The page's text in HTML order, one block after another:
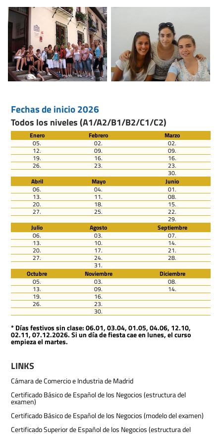
Fechas de inicio 2026
Todos los niveles (A1/A2/B1/B2/C1/C2)
Enero Febrero
Marzo
05.
02. 02.
12. 09. 09.
19. 16. 16.
26. 23. 23.
30.
Abril
Mayo
Junio
06.
04. 01.
13. 11. 08.
20. 18. 15.
27. 25. 22.
29.
Julio
Agosto
Septiembre
06.
03. 07.
13. 10. 14.
20. 17. 21.
27. 24. 28.
31.
Octubre
Noviembre
Diciembre
05.
03. 08.
13. 09. 14.
19. 16.
26. 23.
30.
* Días festivos sin clase: 06.01, 03.04, 01.05, 04.06, 12.10,
02.11, 07.12.2026. Si un día de fiesta cae en lunes, el curso
empieza el martes.
LINKS
Cámara de Comercio e Industria de Madrid
Certificado Básico de Español de los Negocios (estructura del
examen)
Certificado Básico de Español de los Negocios (modelo del examen)
Certificado Superior de Español de los Negocios (estructura del